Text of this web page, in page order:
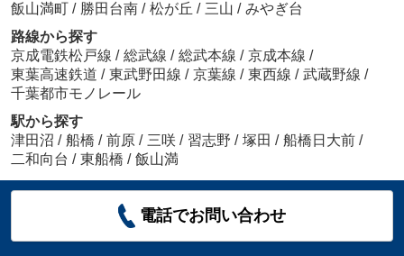
飯山満町 / 勝田台南 / 松が丘 / 三山 / みやぎ台
路線から探す
京成電鉄松戸線 / 総武線 / 総武本線 / 京成本線 /
東葉高速鉄道 / 東武野田線 / 京葉線 / 東西線 / 武蔵野線 /
千葉都市モノレール
駅から探す
津田沼 / 船橋 / 前原 / 三咲 / 習志野 / 塚田 / 船橋日大前 /
二和向台 / 東船橋 / 飯山満
電話でお問い合わせ